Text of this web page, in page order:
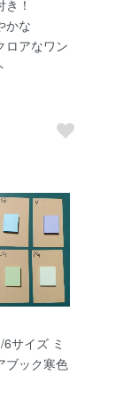
！
かな
ロアなワン
サイズ ミ
ブック寒色